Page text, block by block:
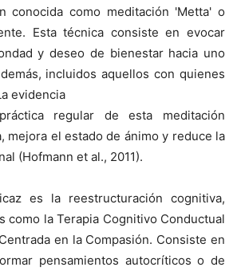
conocida como meditación 'Metta' o
Esta técnica consiste en evocar
y deseo de bienestar hacia uno
incluidos aquellos con quienes
evidencia
regular de esta meditación
mejora el estado de ánimo y reduce la
(Hofmann et al., 2011).
es la reestructuración cognitiva,
como la Terapia Cognitivo Conductual
en la Compasión. Consiste en
pensamientos autocríticos o de